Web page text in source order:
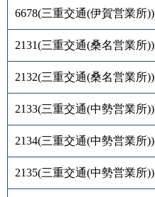
6678(三重交通(伊賀営業所))
2131(三重交通(桑名営業所))
2132(三重交通(桑名営業所))
2133(三重交通(中勢営業所))
2134(三重交通(中勢営業所))
2135(三重交通(中勢営業所))